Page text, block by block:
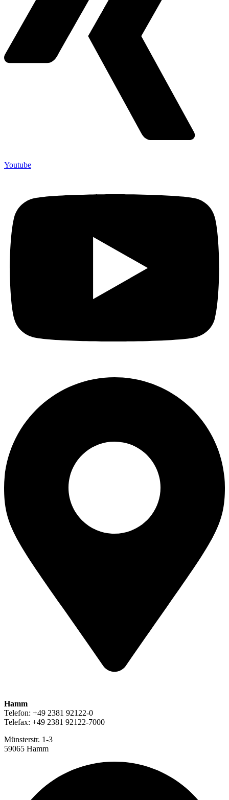
Youtube
Hamm
Telefon: +49 2381 92122-0
Telefax: +49 2381 92122-7000
Münsterstr. 1-3
59065 Hamm